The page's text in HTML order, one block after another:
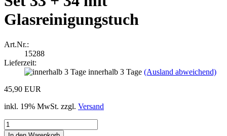
Glasreinigungstuch
Art.Nr.:
15288
Lieferzeit:
innerhalb 3 Tage (Ausland abweichend)
45,90 EUR
inkl. 19% MwSt. zzgl. Versand